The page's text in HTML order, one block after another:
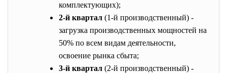
комплектующих);
2-й квартал (1-й производственный) -
загрузка производственных мощностей на
50% по всем видам деятельности,
освоение рынка сбыта;
3-й квартал (2-й производственный) -